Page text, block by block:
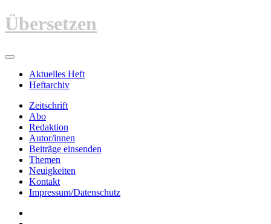
Zum
Inhalt
Übersetzen
Aktuelles Heft
Heftarchiv
Zeitschrift
Abo
Redaktion
Autor/innen
Beiträge einsenden
Themen
Neuigkeiten
Kontakt
Impressum/Datenschutz